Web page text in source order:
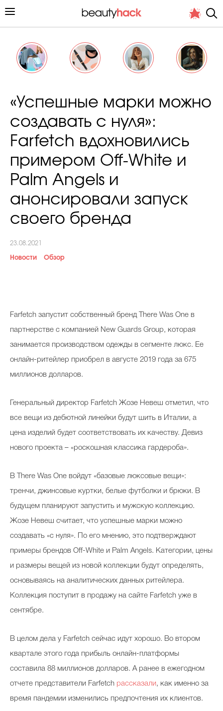
Личный опыт
Подиум
Снимает и тестирует редакция
Бьютихакер / Мама-хакер
Полиция красоты
Фотоальбом
Интервью со звездой
Beauty- битвы
Викторины
«Успешные марки можно
создавать с нуля»:
Farfetch вдохновились
примером Off-White и
Palm Angels и
анонсировали запуск
своего бренда
23.08.2021
Новости Обзор
Farfetch запустит собственный бренд There Was One в
партнерстве с компанией New Guards Group, которая
занимается производством одежды в сегменте люкс. Ее
онлайн-ритейлер приобрел в августе 2019 года за 675
миллионов долларов.
Генеральный директор Farfetch Жозе Невеш отметил, что
все вещи из дебютной линейки будут шить в Италии, а
цена изделий будет соответствовать их качеству. Девиз
нового проекта – «роскошная классика гардероба».
В There Was One войдут «базовые люксовые вещи»:
тренчи, джинсовые куртки, белые футболки и брюки. В
будущем планируют запустить и мужскую коллекцию.
Жозе Невеш считает, что успешные марки можно
создавать «с нуля». По его мнению, это подтверждают
примеры брендов Off-White и Palm Angels. Категории, цены
и размеры вещей из новой коллекции будут определять,
основываясь на аналитических данных ритейлера.
Коллекция поступит в продажу на сайте Farfetch уже в
сентябре.
В целом дела у Farfetch сейчас идут хорошо. Во втором
квартале этого года прибыль онлайн-платформы
составила 88 миллионов долларов. А ранее в ежегодном
отчете представители Farfetch рассказали, как именно за
время пандемии изменились предпочтения их клиентов.